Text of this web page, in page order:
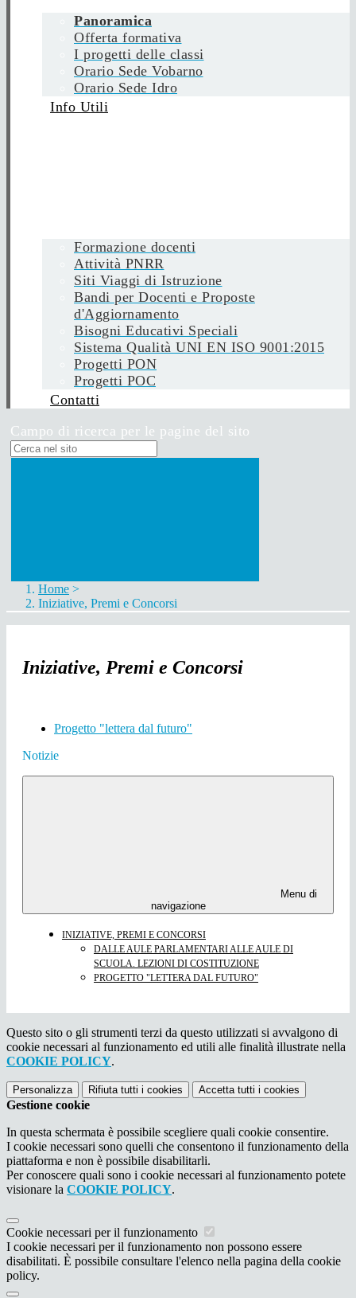
Panoramica
Offerta formativa
I progetti delle classi
Orario Sede Vobarno
Orario Sede Idro
Info Utili
Formazione docenti
Attività PNRR
Siti Viaggi di Istruzione
Bandi per Docenti e Proposte
d'Aggiornamento
Bisogni Educativi Speciali
Sistema Qualità UNI EN ISO 9001:2015
Progetti PON
Progetti POC
Contatti
Campo di ricerca per le pagine del sito
Home >
Iniziative, Premi e Concorsi
Iniziative, Premi e Concorsi
Progetto "lettera dal futuro"
Notizie
Menu di
navigazione
INIZIATIVE, PREMI E CONCORSI
DALLE AULE PARLAMENTARI ALLE AULE DI
SCUOLA. LEZIONI DI COSTITUZIONE
PROGETTO "LETTERA DAL FUTURO"
Questo sito o gli strumenti terzi da questo utilizzati si avvalgono di
cookie necessari al funzionamento ed utili alle finalità illustrate nella
COOKIE POLICY.
Personalizza Rifiuta tutti i cookies Accetta tutti i cookies
Gestione cookie
In questa schermata è possibile scegliere quali cookie consentire.
I cookie necessari sono quelli che consentono il funzionamento della
piattaforma e non è possibile disabilitarli.
Per conoscere quali sono i cookie necessari al funzionamento potete
visionare la COOKIE POLICY.
Cookie necessari per il funzionamento
I cookie necessari per il funzionamento non possono essere
disabilitati. È possibile consultare l'elenco nella pagina della cookie
policy.